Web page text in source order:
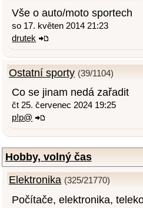
Vše o auto/moto sportech
so 17. květen 2014 21:23
drutek
Ostatní sporty (39/1104)
Co se jinam nedá zařadit
čt 25. červenec 2024 19:25
p!p@
Hobby, volný čas
Elektronika (325/21770)
Počítače, elektronika,